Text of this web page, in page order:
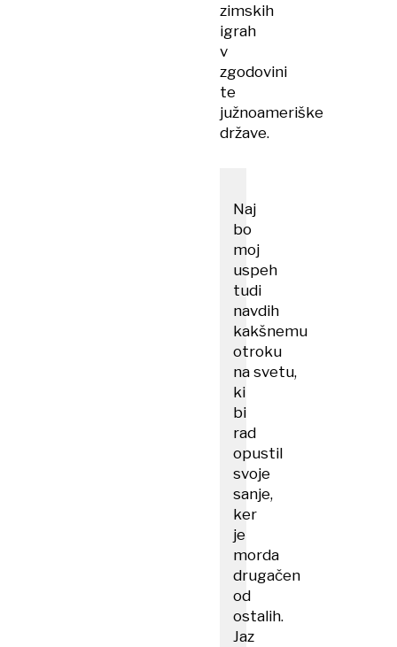
zimskih
igrah
v
zgodovini
te
južnoameriške
države.
Naj
bo
moj
uspeh
tudi
navdih
kakšnemu
otroku
na svetu,
ki
bi
rad
opustil
svoje
sanje,
ker
je
morda
drugačen
od
ostalih.
Jaz